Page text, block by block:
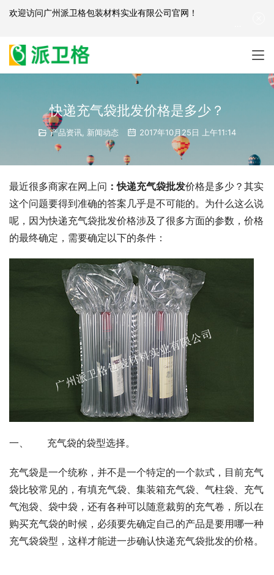
快递充气袋批发价格是多少？
产品资讯, 新闻动态 2017年10月25日 上午11:14
最近很多商家在网上问 ：快递充气袋批发价格是多少？其实
这个问题要得到准确的答案几乎是不可能的。为什么这么说
呢，因为快递充气袋批发价格涉及了很多方面的参数，价格
的最终确定，需要确定以下的条件：
一、      充气袋的袋型选择。
充气袋是一个统称，并不是一个特定的一个款式，目前充气
袋比较常见的，有填充气袋、集装箱充气袋、气柱袋、充气
气泡袋、袋中袋，还有各种可以随意裁剪的充气卷，所以在
购买充气袋的时候，必须要先确定自己的产品是要用哪一种
充气袋袋型，这样才能进一步确认快递充气袋批发的价格。
欢迎访问广州派卫格包装材料实业有限公司官网 ！